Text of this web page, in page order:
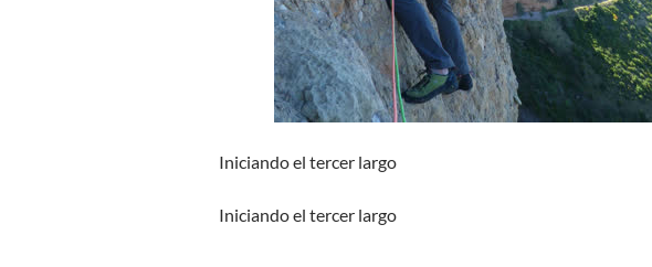
Iniciando el tercer largo
Iniciando el tercer largo